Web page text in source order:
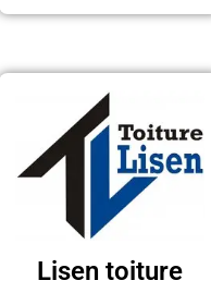
Lisen toiture